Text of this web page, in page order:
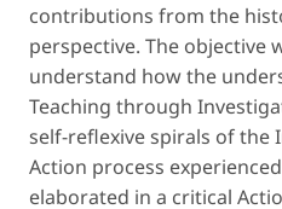
contributions from the
perspective. The objective
understand how the
Teaching through
self-reflexive spirals of the
Action process
elaborated in a critical